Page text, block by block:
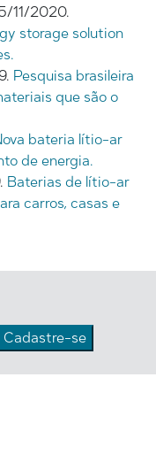
11/2020.
storage solution
Pesquisa brasileira
que são o
bateria lítio-ar
de energia.
Baterias de lítio-ar
carros, casas e